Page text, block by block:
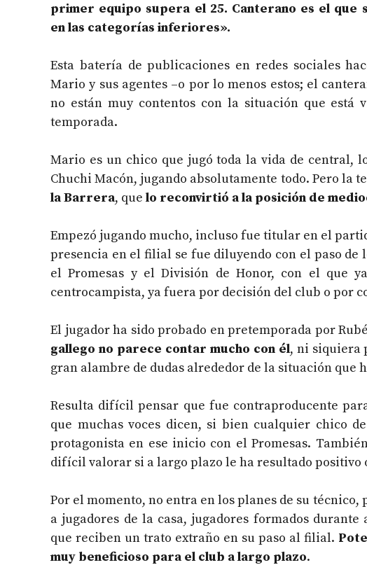
primer equipo supera el 25. Canterano es el que
en las categorías inferiores».
Esta batería de publicaciones en redes sociales
Mario y sus agentes –o por lo menos estos; el
no están muy contentos con la situación que está
temporada.
Mario es un chico que jugó toda la vida de central,
Chuchi Macón, jugando absolutamente todo. Pero la
la Barrera, que lo reconvirtió a la posición de
Empezó jugando mucho, incluso fue titular en el
presencia en el filial se fue diluyendo con el paso de
el Promesas y el División de Honor, con el que
centrocampista, ya fuera por decisión del club o por
El jugador ha sido probado en pretemporada por
gallego no parece contar mucho con él, ni siquiera
gran alambre de dudas alrededor de la situación que
Resulta difícil pensar que fue contraproducente
que muchas voces dicen, si bien cualquier chico
protagonista en ese inicio con el Promesas.
difícil valorar si a largo plazo le ha resultado positivo
Por el momento, no entra en los planes de su
a jugadores de la casa, jugadores formados
que reciben un trato extraño en su paso al filial.
muy beneficioso para el club a largo plazo.